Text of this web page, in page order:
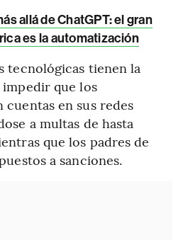
allá de ChatGPT: el gran
es la automatización
tecnológicas tienen la
que los
cuentas en sus redes
a multas de hasta
que los padres de
a sanciones.